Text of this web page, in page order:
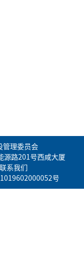
管理委员会
源路201号西咸大厦
联系我们
号